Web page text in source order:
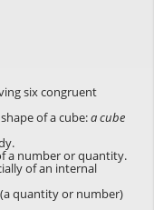
six congruent
of a cube:a cube
a number or quantity.
of an internal
quantity or number)